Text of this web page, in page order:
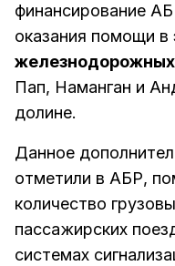
финансирование
оказания помощи в
железнодорожных
Пап, Наманган и
долине.
Данное
отметили в АБР,
количество
пассажирских
системах